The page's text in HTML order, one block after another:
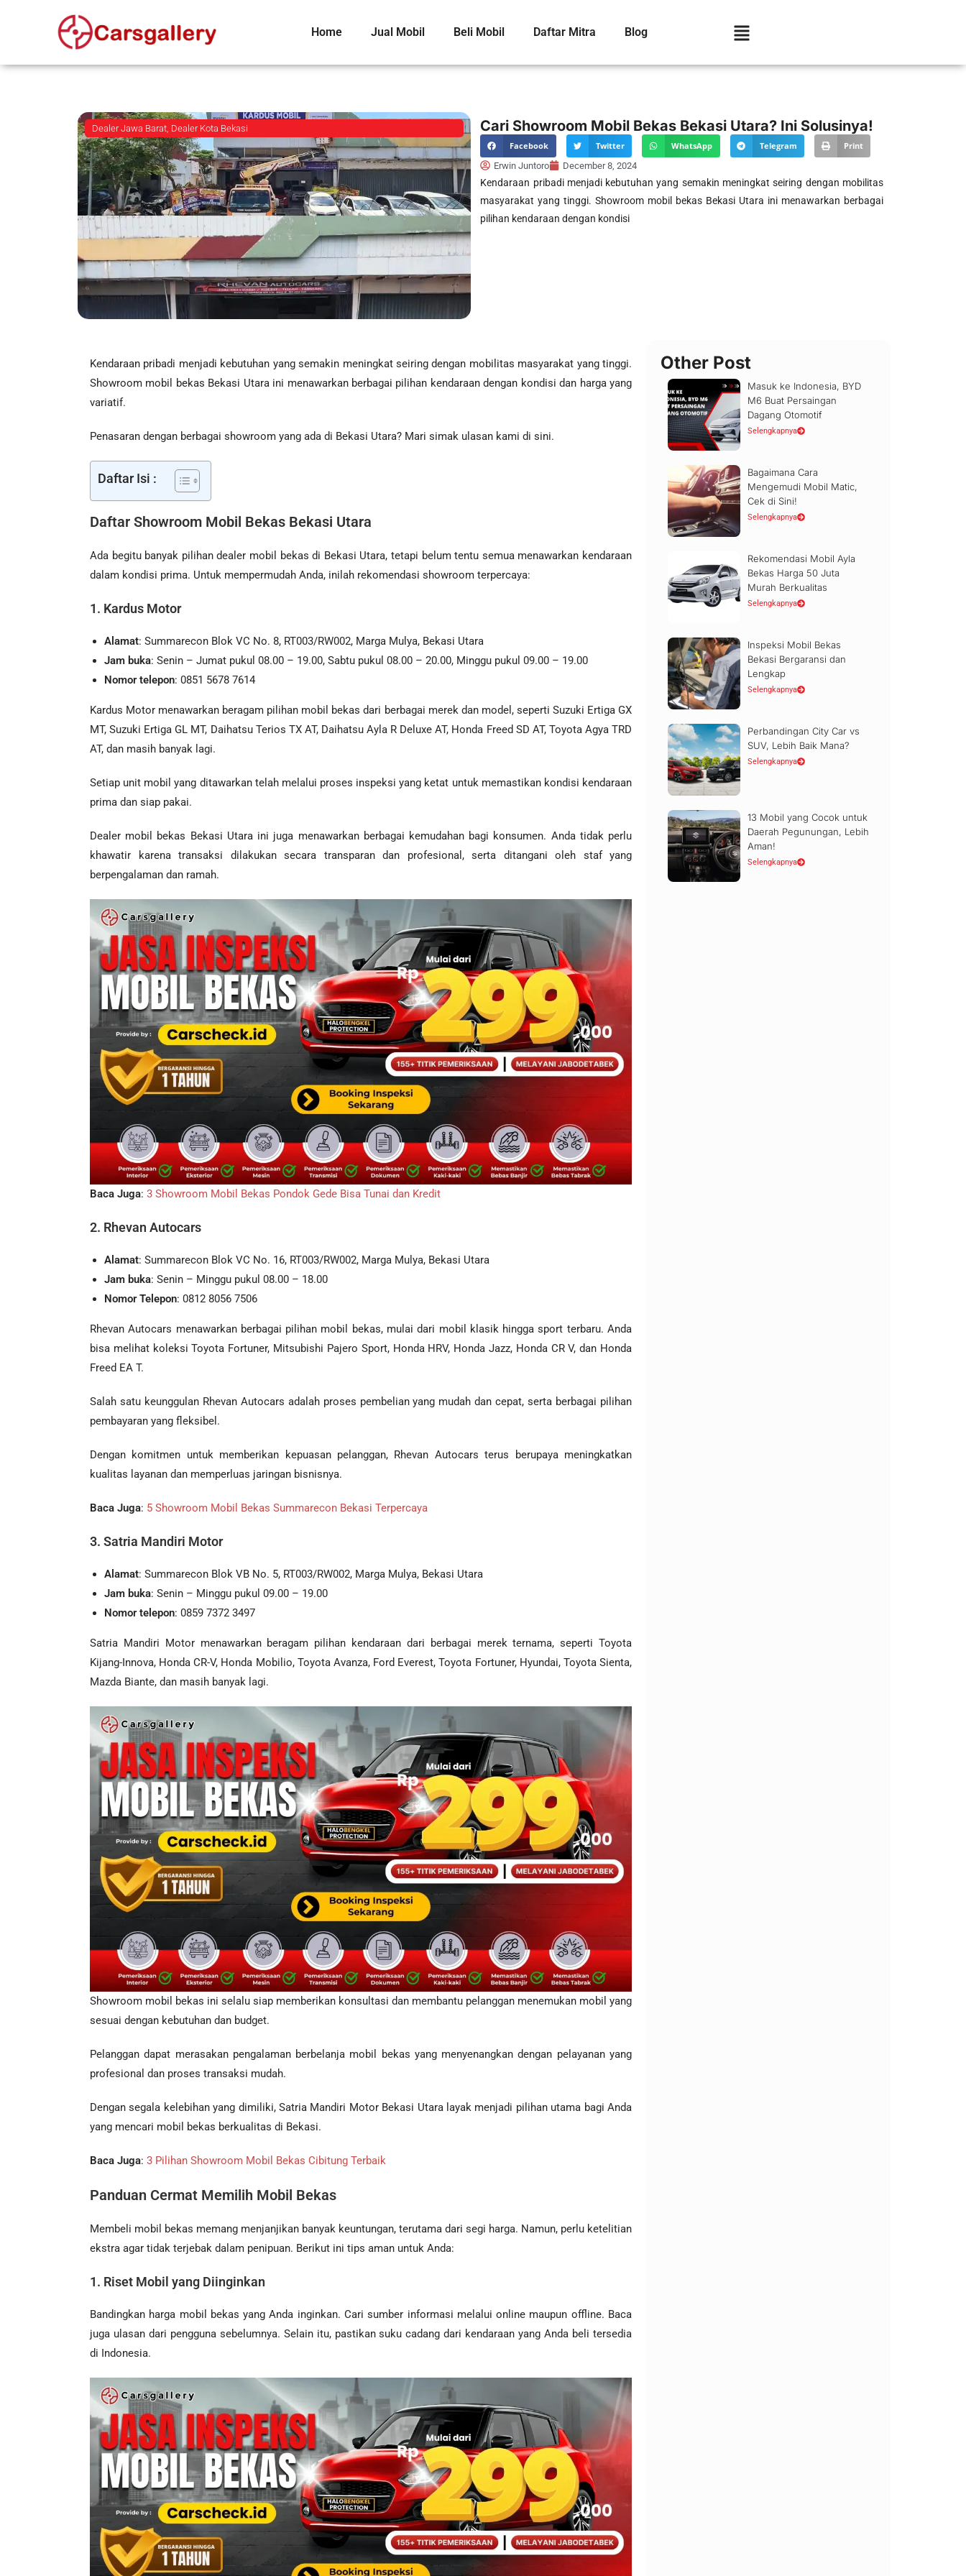
Home Jual Mobil Beli Mobil Daftar Mitra Blog
Dealer Jawa Barat, Dealer Kota Bekasi Cari Showroom Mobil Bekas Bekasi Utara? Ini Solusinya!
Facebook Twitter WhatsApp Telegram Print
Erwin Juntoro December 8, 2024
Kendaraan pribadi menjadi kebutuhan yang semakin meningkat seiring dengan mobilitas
masyarakat yang tinggi. Showroom mobil bekas Bekasi Utara ini menawarkan berbagai
pilihan kendaraan dengan kondisi
Kendaraan pribadi menjadi kebutuhan yang semakin meningkat seiring dengan mobilitas masyarakat yang tinggi.
Showroom mobil bekas Bekasi Utaraini menawarkan berbagai pilihan kendaraan dengan kondisi dan harga yang
variatif.
Penasaran dengan berbagai showroom yang ada di Bekasi Utara? Mari simak ulasan kami di sini.
Daftar Isi :
Daftar Showroom Mobil Bekas Bekasi Utara
Ada begitu banyak pilihan dealer mobil bekas di Bekasi Utara, tetapi belum tentu semua menawarkan kendaraan
dalam kondisi prima. Untuk mempermudah Anda, inilah rekomendasi showroom terpercaya:
1. Kardus Motor
Alamat: Summarecon Blok VC No. 8, RT003/RW002, Marga Mulya, Bekasi Utara
Jam buka: Senin – Jumat pukul 08.00 – 19.00, Sabtu pukul 08.00 – 20.00, Minggu pukul 09.00 – 19.00
Nomor telepon: 0851 5678 7614
Kardus Motor menawarkan beragam pilihan mobil bekas dari berbagai merek dan model, seperti Suzuki Ertiga GX
MT, Suzuki Ertiga GL MT, Daihatsu Terios TX AT, Daihatsu Ayla R Deluxe AT, Honda Freed SD AT, Toyota Agya TRD
AT, dan masih banyak lagi.
Setiap unit mobil yang ditawarkan telah melalui proses inspeksi yang ketat untuk memastikan kondisi kendaraan
prima dan siap pakai.
Dealer mobil bekas Bekasi Utara ini juga menawarkan berbagai kemudahan bagi konsumen. Anda tidak perlu
khawatir karena transaksi dilakukan secara transparan dan profesional, serta ditangani oleh staf yang
berpengalaman dan ramah.
Baca Juga: 3 Showroom Mobil Bekas Pondok Gede Bisa Tunai dan Kredit
2. Rhevan Autocars
Alamat: Summarecon Blok VC No. 16, RT003/RW002, Marga Mulya, Bekasi Utara
Jam buka: Senin – Minggu pukul 08.00 – 18.00
Nomor Telepon: 0812 8056 7506
Rhevan Autocars menawarkan berbagai pilihan mobil bekas, mulai dari mobil klasik hingga sport terbaru. Anda
bisa melihat koleksi Toyota Fortuner, Mitsubishi Pajero Sport, Honda HRV, Honda Jazz, Honda CR V, dan Honda
Freed EA T.
Salah satu keunggulan Rhevan Autocars adalah proses pembelian yang mudah dan cepat, serta berbagai pilihan
pembayaran yang fleksibel.
Dengan komitmen untuk memberikan kepuasan pelanggan, Rhevan Autocars terus berupaya meningkatkan
kualitas layanan dan memperluas jaringan bisnisnya.
Baca Juga: 5 Showroom Mobil Bekas Summarecon Bekasi Terpercaya
3. Satria Mandiri Motor
Alamat: Summarecon Blok VB No. 5, RT003/RW002, Marga Mulya, Bekasi Utara
Jam buka: Senin – Minggu pukul 09.00 – 19.00
Nomor telepon: 0859 7372 3497
Satria Mandiri Motor menawarkan beragam pilihan kendaraan dari berbagai merek ternama, seperti Toyota
Kijang-Innova, Honda CR-V, Honda Mobilio, Toyota Avanza, Ford Everest, Toyota Fortuner, Hyundai, Toyota Sienta,
Mazda Biante, dan masih banyak lagi.
Showroom mobil bekas ini selalu siap memberikan konsultasi dan membantu pelanggan menemukan mobil yang
sesuai dengan kebutuhan dan budget.
Pelanggan dapat merasakan pengalaman berbelanja mobil bekas yang menyenangkan dengan pelayanan yang
profesional dan proses transaksi mudah.
Dengan segala kelebihan yang dimiliki, Satria Mandiri Motor Bekasi Utara layak menjadi pilihan utama bagi Anda
yang mencari mobil bekas berkualitas di Bekasi.
Baca Juga: 3 Pilihan Showroom Mobil Bekas Cibitung Terbaik
Panduan Cermat Memilih Mobil Bekas
Membeli mobil bekas memang menjanjikan banyak keuntungan, terutama dari segi harga. Namun, perlu ketelitian
ekstra agar tidak terjebak dalam penipuan. Berikut ini tips aman untuk Anda:
1. Riset Mobil yang Diinginkan
Bandingkan harga mobil bekas yang Anda inginkan. Cari sumber informasi melalui online maupun offline. Baca
juga ulasan dari pengguna sebelumnya. Selain itu, pastikan suku cadang dari kendaraan yang Anda beli tersedia
di Indonesia.
Other Post
Masuk ke Indonesia, BYD
M6 Buat Persaingan
Dagang Otomotif
Selengkapnya
Bagaimana Cara
Mengemudi Mobil Matic,
Cek di Sini!
Selengkapnya
Rekomendasi Mobil Ayla
Bekas Harga 50 Juta
Murah Berkualitas
Selengkapnya
Inspeksi Mobil Bekas
Bekasi Bergaransi dan
Lengkap
Selengkapnya
Perbandingan City Car vs
SUV, Lebih Baik Mana?
Selengkapnya
13 Mobil yang Cocok untuk
Daerah Pegunungan, Lebih
Aman!
Selengkapnya